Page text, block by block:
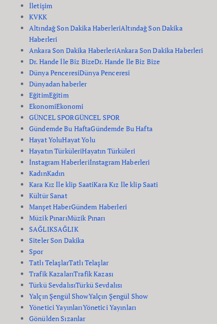
İletişim
KVKK
Altındağ Son Dakika HaberleriAltındağ Son Dakika
Haberleri
Ankara Son Dakika HaberleriAnkara Son Dakika Haberleri
Dr. Hande İle Biz BizeDr. Hande İle Biz Bize
Dünya PenceresiDünya Penceresi
Dünyadan haberler
EğitimEğitim
EkonomiEkonomi
GÜNCEL SPORGÜNCEL SPOR
Gündemde Bu HaftaGündemde Bu Hafta
Hayat YoluHayat Yolu
Hayatın TürküleriHayatın Türküleri
İnstagram Haberleriİnstagram Haberleri
KadınKadın
Kara Kız İle klip SaatiKara Kız İle klip Saati
Kültür Sanat
Manşet HaberGündem Haberleri
Müzik PınarıMüzik Pınarı
SAĞLIKSAĞLIK
Siteler Son Dakika
Spor
Tatlı TelaşlarTatlı Telaşlar
Trafik KazalarıTrafik Kazası
Türkü SevdalısıTürkü Sevdalısı
Yalçın Şengül ShowYalçın Şengül Show
Yönetici YayınlarıYönetici Yayınları
Gönülden Sızanlar